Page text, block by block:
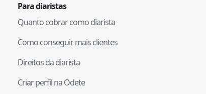
Para diaristas
Quanto cobrar como diarista
Como conseguir mais clientes
Direitos da diarista
Criar perfil na Odete